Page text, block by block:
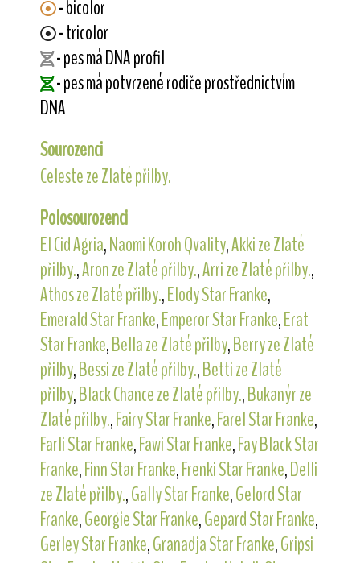
- bicolor
- tricolor
- pes má DNA profil
- pes má potvrzené rodiče prostřednictvím
DNA
Sourozenci
Celeste ze Zlaté přilby.
Polosourozenci
El Cid Agria,Naomi Koroh Qvality,Akki ze Zlaté
přilby.,Aron ze Zlaté přilby.,Arri ze Zlaté přilby.,
Athos ze Zlaté přilby.,Elody Star Franke,
Emerald Star Franke,Emperor Star Franke,Erat
Star Franke,Bella ze Zlaté přilby,Berry ze Zlaté
přilby,Bessi ze Zlaté přilby.,Betti ze Zlaté
přilby,Black Chance ze Zlaté přilby.,Bukanýr ze
Zlaté přilby.,Fairy Star Franke,Farel Star Franke,
Farli Star Franke,Fawi Star Franke,Fay Black Star
Franke,Finn Star Franke,Frenki Star Franke,Delli
ze Zlaté přilby.,Gally Star Franke,Gelord Star
Franke,Georgie Star Franke,Gepard Star Franke,
Gerley Star Franke,Granadja Star Franke,Gripsi